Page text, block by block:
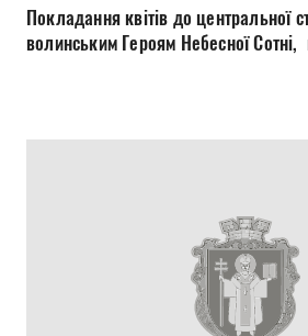
Покладання квітів до центральної
волинським Героям Небесної Сотні,